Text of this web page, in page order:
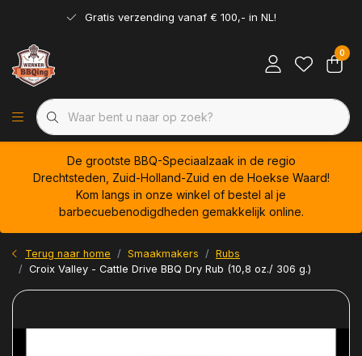
Gratis verzending vanaf € 100,- in NL!
0
De grootste BBQ-Speciaalzaak in de regio
Drechtsteden, Zuid-Holland-Zuid en de Hoekse Waard!
Kom langs in onze winkel of bestel al je
barbecuebenodigdheden gemakkelijk online.
Terug naar home Smaakmakers
Rubs
Croix Valley - Cattle Drive BBQ Dry Rub (10,8 oz./ 306 g.)